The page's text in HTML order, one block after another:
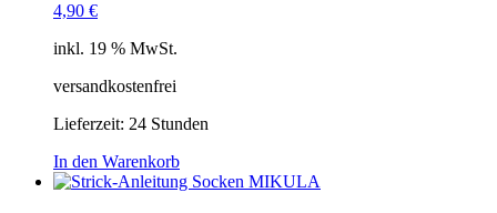
4,90 €
inkl. 19 % MwSt.
versandkostenfrei
Lieferzeit: 24 Stunden
In den Warenkorb